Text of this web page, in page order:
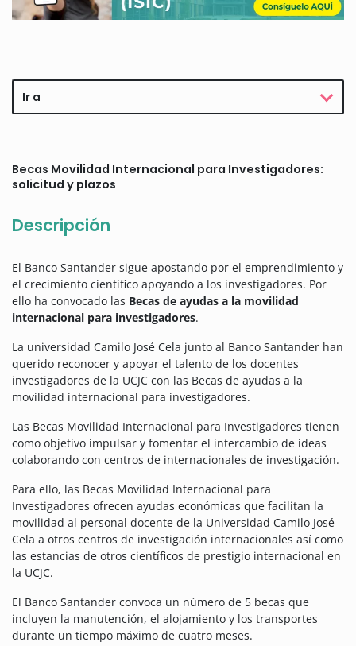
Ir a
Becas Movilidad Internacional para Investigadores:
solicitud y plazos
Descripción
El Banco Santander sigue apostando por el emprendimiento y
el crecimiento científico apoyando a los investigadores. Por
ello ha convocado las Becas de ayudas a la movilidad
internacional para investigadores.
La universidad Camilo José Cela junto al Banco Santander han
querido reconocer y apoyar el talento de los docentes
investigadores de la UCJC con las Becas de ayudas a la
movilidad internacional para investigadores.
Las Becas Movilidad Internacional para Investigadores tienen
como objetivo impulsar y fomentar el intercambio de ideas
colaborando con centros de internacionales de investigación.
Para ello, las Becas Movilidad Internacional para
Investigadores ofrecen ayudas económicas que facilitan la
movilidad al personal docente de la Universidad Camilo José
Cela a otros centros de investigación internacionales así como
las estancias de otros científicos de prestigio internacional en
la UCJC.
El Banco Santander convoca un número de 5 becas que
incluyen la manutención, el alojamiento y los transportes
durante un tiempo máximo de cuatro meses.